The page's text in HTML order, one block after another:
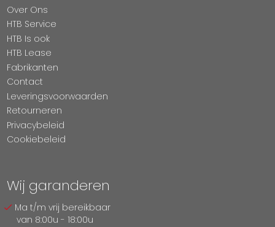
Over Ons
HTB Service
HTB Is ook
HTB Lease
Fabrikanten
Contact
Leveringsvoorwaarden
Retourneren
Privacybeleid
Cookiebeleid
Wij garanderen
Ma t/m vrij bereikbaar
van 8:00u - 18:00u